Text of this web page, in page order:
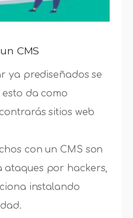
CMS
ya prediseñados se
da como
sitios web
con un CMS son
ataques por hackers,
instalando